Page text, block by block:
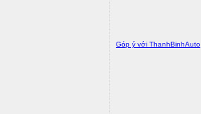
Góp ý với ThanhBinhAuto